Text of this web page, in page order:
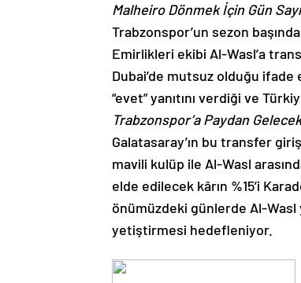
Malheiro Dönmek İçin Gün
Trabzonspor’un sezon
Emirlikleri ekibi Al-Wasl’a
Dubai’de mutsuz olduğu
“evet” yanıtını verdiği ve
Trabzonspor’a Paydan
Galatasaray’ın bu transfer
mavili kulüp ile Al-Wasl
elde edilecek kârın %15’i
önümüzdeki günlerde Al-
yetiştirmesi hedefleniyor.